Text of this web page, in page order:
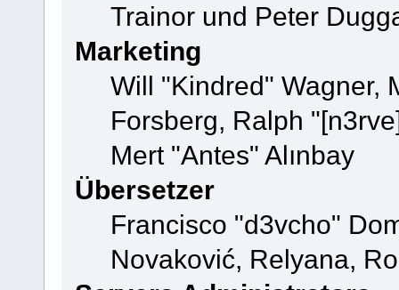
Trainor und Peter
Marketing
Will "Kindred" Wagner,
Forsberg, Ralph
Mert "Antes" Alınbay
Übersetzer
Francisco "d3vcho"
Novaković, Relyana,